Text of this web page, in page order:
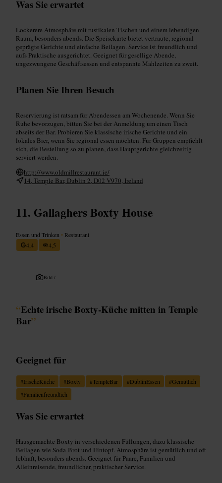
Was Sie erwartet
Lockerere Atmosphäre mit rustikalen Tischen und einem lebendigen
Raum, besonders abends. Die Speisekarte bietet vertraute, regional
geprägte Gerichte und einfache Beilagen. Service ist freundlich und
aufs Praktische ausgerichtet. Geeignet für gesellige Abende,
ungezwungene Geschäftsessen und entspannte Mahlzeiten zu zweit.
Planen Sie Ihren Besuch
Reservierung ist ratsam für Abendessen am Wochenende. Wenn Sie
Ruhe bevorzugen, bitten Sie bei der Anmeldung um einen Tisch
abseits der Bar. Probieren Sie klassische irische Gerichte und ein
lokales Bier, wenn Sie regional essen möchten. Für Gruppen empfiehlt
sich, die Bestellung so zu planen, dass Hauptgerichte gleichzeitig
serviert werden.
http://www.oldmillrestaurant.ie/
14, Temple Bar, Dublin 2, D02 V970, Ireland
Gallaghers Boxty House
Essen und Trinken • Restaurant
4,4
4,5
Bild /
“Echte irische Boxty‑Küche mitten in Temple
Bar”
Geeignet für
#IrischeKüche #Boxty #TempleBar #DublinEssen #Gemütlich
#Familienfreundlich
Was Sie erwartet
Hausgemachte Boxty in verschiedenen Füllungen, dazu klassische
Beilagen wie Soda‑Brot und Eintopf. Atmosphäre ist gemütlich und oft
lebhaft, besonders abends. Geeignet für Paare, Familien und
Alleinreisende, freundlicher, praktischer Service.